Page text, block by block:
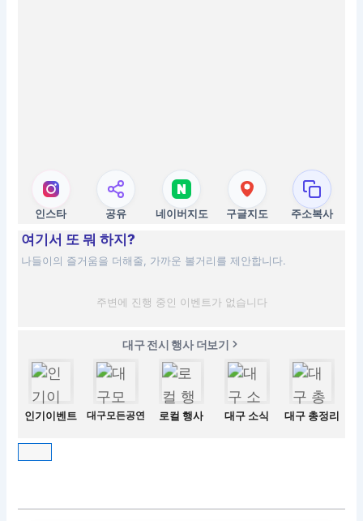
인스타 공유 네이버지도 구글지도 주소복사
여기서 또 뭐 하지?
나들이의 즐거움을 더해줄, 가까운 볼거리를 제안합니다.
주변에 진행 중인 이벤트가 없습니다
대구 전시 행사 더보기
인기이벤트 대구모든공연 로컬 행사 대구 소식 대구 총정리